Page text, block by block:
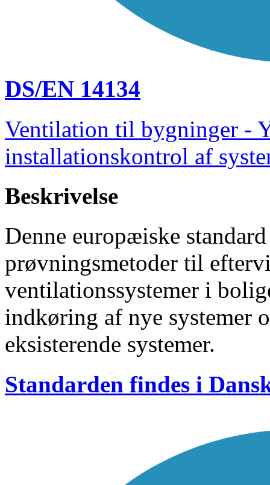
DS/EN 14134
Ventilation til bygninger -
installationskontrol af
Beskrivelse
Denne europæiske
prøvningsmetoder til
ventilationssystemer i
indkøring af nye systemer
eksisterende systemer.
Standarden findes i